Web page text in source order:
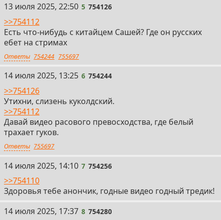
5
13 июля 2025, 22:50 5 754126
>>754112
Есть что-нибудь с китайцем Сашей? Где он русских
ебет на стримах
Ответы 754244 755697
6
14 июля 2025, 13:25 6 754244
>>754126
Утихни, слизень куколдский.
>>754112
Давай видео расового превосходства, где белый
трахает гуков.
Ответы 755697
7
14 июля 2025, 14:10 7 754256
>>754110
Здоровья тебе анончик, годные видео годный тредик!
8
14 июля 2025, 17:37 8 754280